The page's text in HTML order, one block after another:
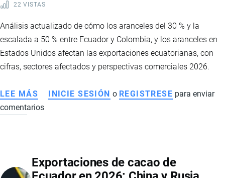
22 VISTAS
Análisis actualizado de cómo los aranceles del 30 % y la
escalada a 50 % entre Ecuador y Colombia, y los aranceles en
Estados Unidos afectan las exportaciones ecuatorianas, con
cifras, sectores afectados y perspectivas comerciales 2026.
LEE MÁS SOBRE
IMPACTO
ARANCELES
ENTRE
INICIE SESIÓN o REGISTRESE para enviar
comentarios
Exportaciones de cacao de